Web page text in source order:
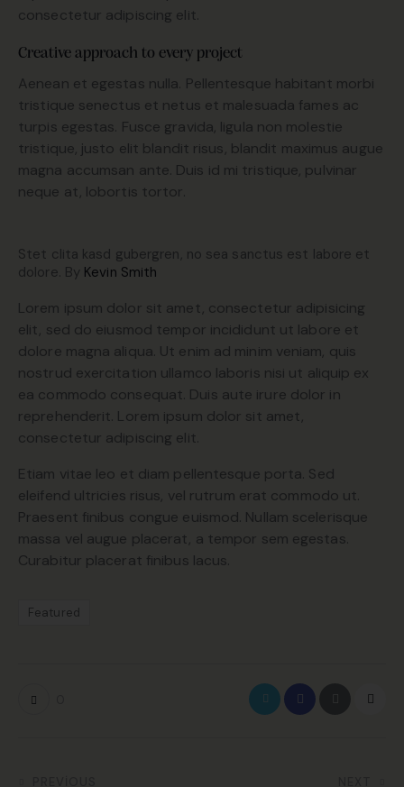
consectetur adipiscing elit.
Creative approach to every project
Aenean et egestas nulla. Pellentesque habitant morbi
tristique senectus et netus et malesuada fames ac
turpis egestas. Fusce gravida, ligula non molestie
tristique, justo elit blandit risus, blandit maximus augue
magna accumsan ante. Duis id mi tristique, pulvinar
neque at, lobortis tortor.
Stet clita kasd gubergren, no sea sanctus est labore et
dolore. By Kevin Smith
Lorem ipsum dolor sit amet, consectetur adipisicing
elit, sed do eiusmod tempor incididunt ut labore et
dolore magna aliqua. Ut enim ad minim veniam, quis
nostrud exercitation ullamco laboris nisi ut aliquip ex
ea commodo consequat. Duis aute irure dolor in
reprehenderit. Lorem ipsum dolor sit amet,
consectetur adipiscing elit.
Etiam vitae leo et diam pellentesque porta. Sed
eleifend ultricies risus, vel rutrum erat commodo ut.
Praesent finibus congue euismod. Nullam scelerisque
massa vel augue placerat, a tempor sem egestas.
Curabitur placerat finibus lacus.
Featured